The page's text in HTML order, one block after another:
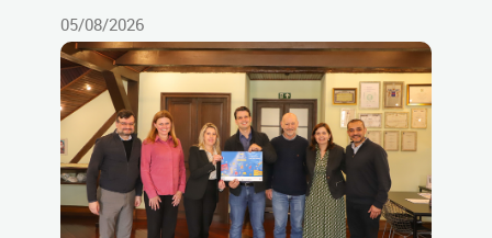
05/08/2026